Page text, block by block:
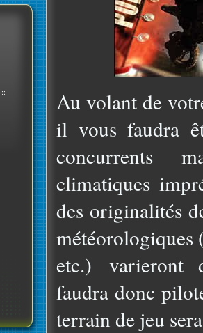
::
Au volant de
il vous faudra
concurrents
climatiques
des originalités
météorologiques
etc.) varieront
faudra donc
terrain de jeu